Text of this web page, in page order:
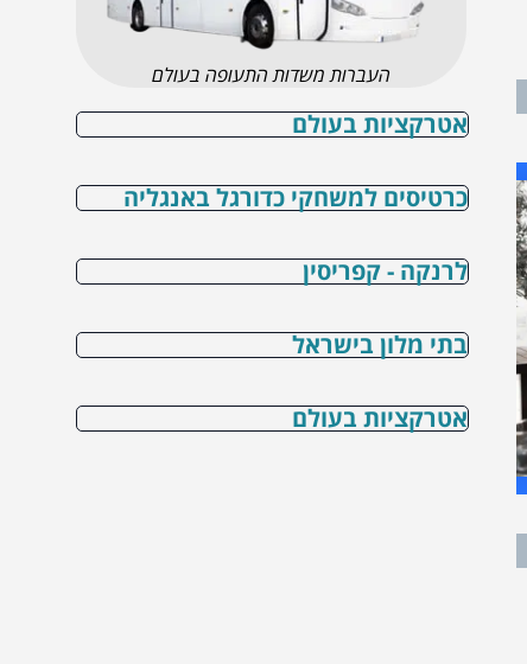
העברות משדות התעופה בעולם
אטרקציות בעולם
כרטיסים למשחקי כדורגל באנגליה
לרנקה - קפריסין
בתי מלון בישראל
אטרקציות בעולם